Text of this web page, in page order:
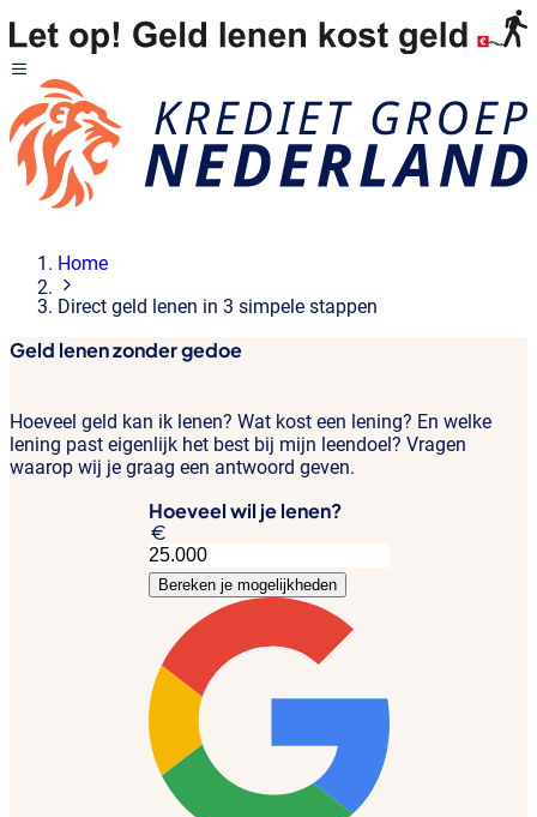
Home
Direct geld lenen in 3 simpele stappen
Geld lenen zonder gedoe
Hoeveel geld kan ik lenen? Wat kost een lening? En welke
lening past eigenlijk het best bij mijn leendoel? Vragen
waarop wij je graag een antwoord geven.
Hoeveel wil je lenen?
Bereken je mogelijkheden